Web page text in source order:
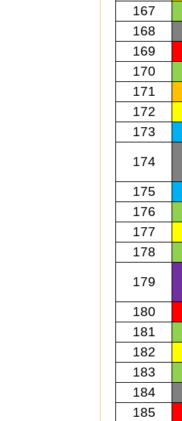
167
168
169
170
171
172
173
174
175
176
177
178
179
180
181
182
183
184
185